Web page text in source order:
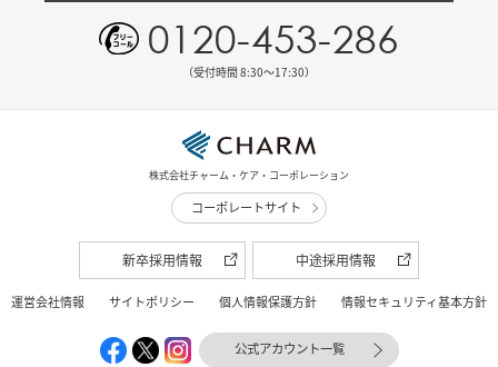
0120-453-286
（受付時間 8:30〜17:30）
株式会社チャーム・ケア・コーポレーション
コーポレートサイト
新卒採用情報 中途採用情報
運営会社情報 サイトポリシー 個人情報保護方針 情報セキュリティ基本方針
公式アカウント一覧